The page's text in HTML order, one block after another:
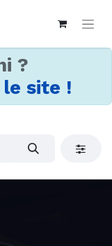
?
site !